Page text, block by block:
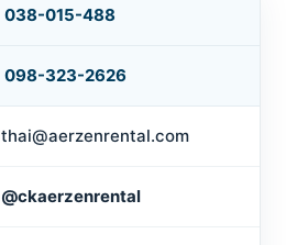
038-015-488
098-323-2626
thai@aerzenrental.com
@ckaerzenrental